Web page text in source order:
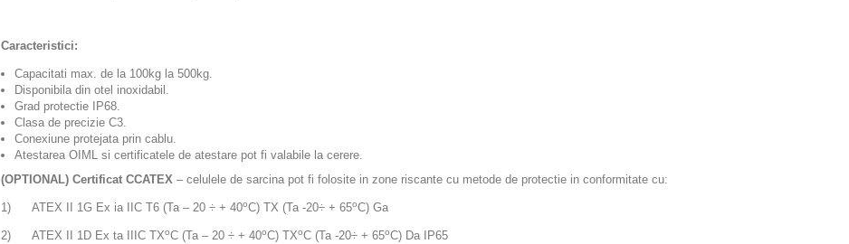
Caracteristici:
Capacitati max. de la 100kg la 500kg.
Disponibila din otel inoxidabil.
Grad protectie IP68.
Clasa de precizie C3.
Conexiune protejata prin cablu.
Atestarea OIML si certificatele de atestare pot fi valabile la cerere.
(OPTIONAL) Certificat CCATEX – celulele de sarcina pot fi folosite in zone riscante cu metode de protectie in conformitate cu:
1) ATEX II 1G Ex ia IIC T6 (Ta – 20 ÷ + 40oC) TX (Ta -20÷ + 65oC) Ga
2) ATEX II 1D Ex ta IIIC TXoC (Ta – 20 ÷ + 40oC) TXoC (Ta -20÷ + 65oC) Da IP65